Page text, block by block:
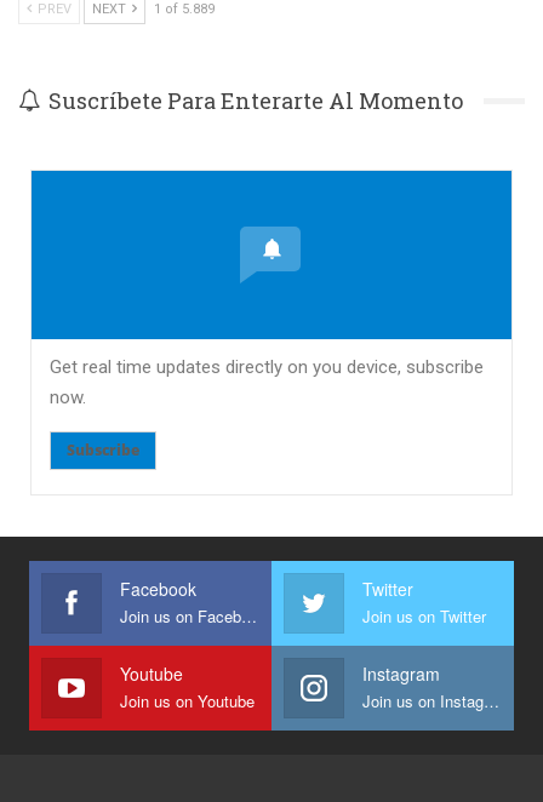
PREV NEXT 1 of 5.889
Suscríbete Para Enterarte Al Momento
Get real time updates directly on you device, subscribe
now.
Subscribe
Facebook
Join us on Facebook
Twitter
Join us on Twitter
Youtube
Join us on Youtube
Instagram
Join us on Instagram